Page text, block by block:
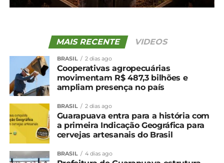
UP NEXT
Núcleos de Guarapuava e Irati têm vagas no
programa de Residência em Economia Rural
MAIS RECENTE VIDEOS
BRASIL 2 dias ago
Cooperativas agropecuárias
movimentam R$ 487,3 bilhões e
ampliam presença no país
BRASIL 2 dias ago
Guarapuava entra para a história com
a primeira Indicação Geográfica para
cervejas artesanais do Brasil
BRASIL 4 dias ago